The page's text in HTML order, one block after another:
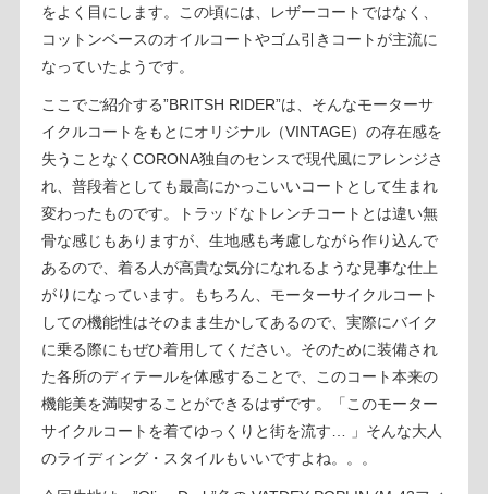
をよく目にします。この頃には、レザーコートではなく、
コットンベースのオイルコートやゴム引きコートが主流に
なっていたようです。
ここでご紹介する”BRITSH RIDER”は、そんなモーターサ
イクルコートをもとにオリジナル（VINTAGE）の存在感を
失うことなくCORONA独自のセンスで現代風にアレンジさ
れ、普段着としても最高にかっこいいコートとして生まれ
変わったものです。トラッドなトレンチコートとは違い無
骨な感じもありますが、生地感も考慮しながら作り込んで
あるので、着る人が高貴な気分になれるような見事な仕上
がりになっています。もちろん、モーターサイクルコート
しての機能性はそのまま生かしてあるので、実際にバイク
に乗る際にもぜひ着用してください。そのために装備され
た各所のディテールを体感することで、このコート本来の
機能美を満喫することができるはずです。「このモーター
サイクルコートを着てゆっくりと街を流す… 」そんな大人
のライディング・スタイルもいいですよね。。。